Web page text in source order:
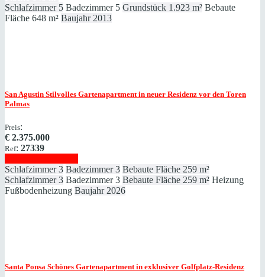
Schlafzimmer 5 Badezimmer 5 Grundstück 1.923 m² Bebaute
Fläche 648 m² Baujahr 2013
San Agustin Stilvolles Gartenapartment in neuer Residenz vor den Toren
Palmas
Preis:
€ 2.375.000
Ref: 27339
Schlafzimmer 3 Badezimmer 3 Bebaute Fläche 259 m²
Schlafzimmer 3 Badezimmer 3 Bebaute Fläche 259 m² Heizung
Fußbodenheizung Baujahr 2026
Santa Ponsa Schönes Gartenapartment in exklusiver Golfplatz-Residenz